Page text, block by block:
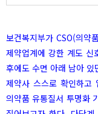
보건복지부가 CSO(의약
제약업계에 강한 계도
후에도 수면 아래 남아
제약사 스스로 확인하고
의약품 유통질서 투명화